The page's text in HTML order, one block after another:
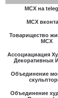
МСХ на
МСХ
Товарищество
МСХ
Ассоциациация
Декоративных
Объединение
Объединение